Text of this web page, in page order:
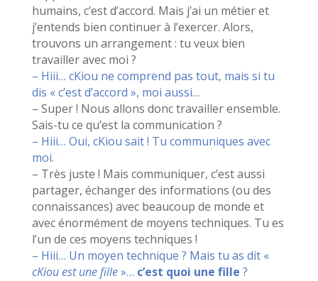
humains, c’est d’accord. Mais j’ai un métier et
j’entends bien continuer à l’exercer. Alors,
trouvons un arrangement : tu veux bien
travailler avec moi ?
– Hiii… cKiou ne comprend pas tout, mais si tu
dis « c’est d’accord », moi aussi…
– Super ! Nous allons donc travailler ensemble.
Sais-tu ce qu’est la communication ?
– Hiii… Oui, cKiou sait ! Tu communiques avec
moi.
– Très juste ! Mais communiquer, c’est aussi
partager, échanger des informations (ou des
connaissances) avec beaucoup de monde et
avec énormément de moyens techniques. Tu es
l’un de ces moyens techniques !
– Hiii… Un moyen technique ? Mais tu as dit «
cKiou est une fille»… c’est quoi une fille ?